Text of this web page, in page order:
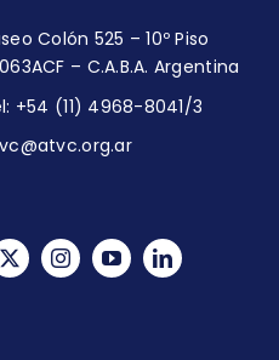
Colón 525 – 10º Piso
– C.A.B.A. Argentina
+54 (11) 4968-8041/3